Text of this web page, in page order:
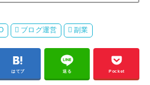
ブログ運営 副業
はてブ 送る Pocket